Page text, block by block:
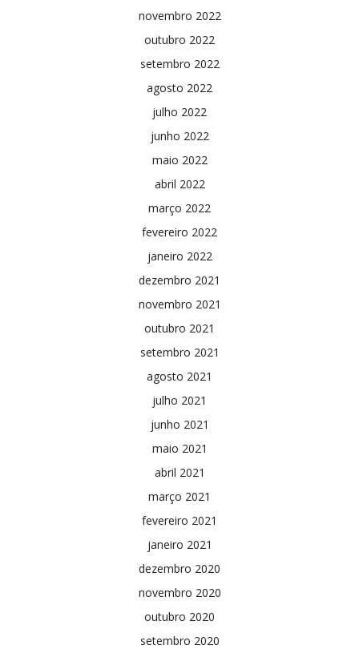
novembro 2022
outubro 2022
setembro 2022
agosto 2022
julho 2022
junho 2022
maio 2022
abril 2022
março 2022
fevereiro 2022
janeiro 2022
dezembro 2021
novembro 2021
outubro 2021
setembro 2021
agosto 2021
julho 2021
junho 2021
maio 2021
abril 2021
março 2021
fevereiro 2021
janeiro 2021
dezembro 2020
novembro 2020
outubro 2020
setembro 2020